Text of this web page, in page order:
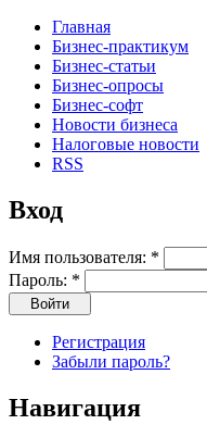
Главная
Бизнес-практикум
Бизнес-статьи
Бизнес-опросы
Бизнес-софт
Новости бизнеса
Налоговые новости
RSS
Вход
Имя пользователя: *
Пароль: *
Регистрация
Забыли пароль?
Навигация